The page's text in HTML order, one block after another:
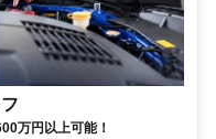
万円以上可能！